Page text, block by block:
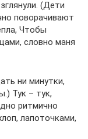
(Дети
поворачивают
Чтобы
словно маня
ни минутки,
Тук – тук,
ритмично
лапоточками,